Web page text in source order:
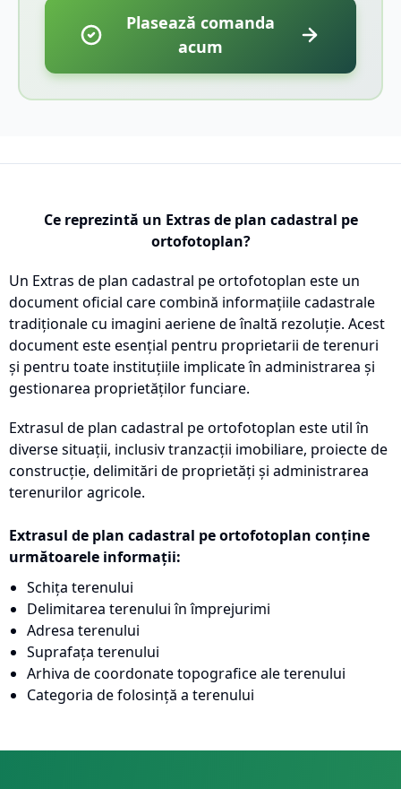
Plasează comanda
acum
Ce reprezintă un Extras de plan cadastral pe
ortofotoplan?
Un Extras de plan cadastral pe ortofotoplan este un
document oficial care combină informațiile cadastrale
tradiționale cu imagini aeriene de înaltă rezoluție. Acest
document este esențial pentru proprietarii de terenuri
și pentru toate instituțiile implicate în administrarea și
gestionarea proprietăților funciare.
Extrasul de plan cadastral pe ortofotoplan este util în
diverse situații, inclusiv tranzacții imobiliare, proiecte de
construcție, delimitări de proprietăți și administrarea
terenurilor agricole.
Extrasul de plan cadastral pe ortofotoplan conține
următoarele informații:
Schița terenului
Delimitarea terenului în împrejurimi
Adresa terenului
Suprafața terenului
Arhiva de coordonate topografice ale terenului
Categoria de folosință a terenului